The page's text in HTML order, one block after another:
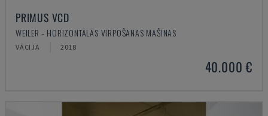
PRIMUS VCD
WEILER - HORIZONTĀLĀS VIRPOŠANAS MAŠĪNAS
VĀCIJA 2018
40.000 €